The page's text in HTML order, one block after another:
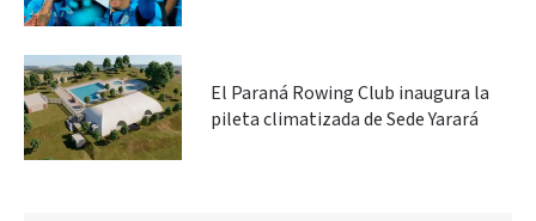
El Paraná Rowing Club inaugura la
pileta climatizada de Sede Yarará